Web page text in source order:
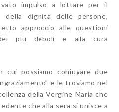
impulso a lottare per il
della dignità delle persone,
approccio alle questioni
più deboli e alla cura
cui possiamo coniugare due
e le troviamo nel
della Vergine Maria che
che alla sera si unisce a